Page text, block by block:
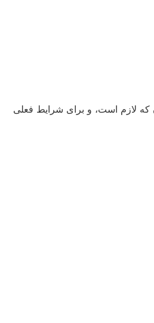
که لازم است، و برای شرایط فعلی